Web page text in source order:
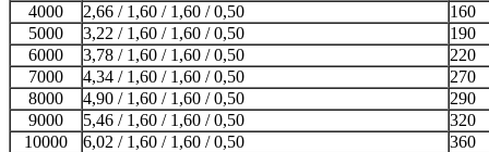
4000
2,66 / 1,60 / 1,60 / 0,50
160
5000
3,22 / 1,60 / 1,60 / 0,50
190
6000
3,78 / 1,60 / 1,60 / 0,50
220
7000
4,34 / 1,60 / 1,60 / 0,50
270
8000
4,90 / 1,60 / 1,60 / 0,50
290
9000
5,46 / 1,60 / 1,60 / 0,50
320
10000
6,02 / 1,60 / 1,60 / 0,50
360